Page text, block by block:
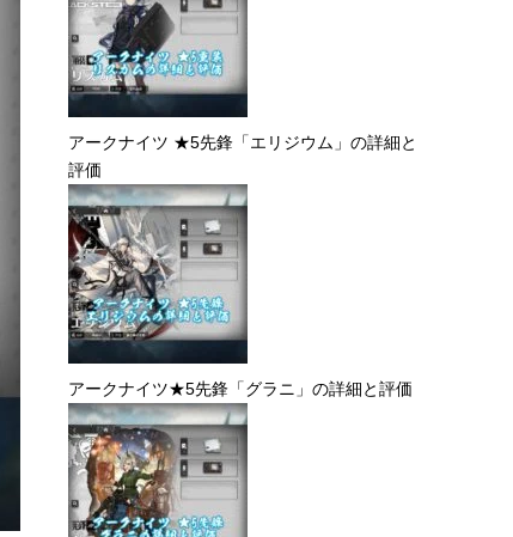
アークナイツ ★5先鋒「エリジウム」の詳細と
評価
アークナイツ★5先鋒「グラニ」の詳細と評価